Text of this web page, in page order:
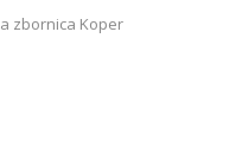
zbornica Koper